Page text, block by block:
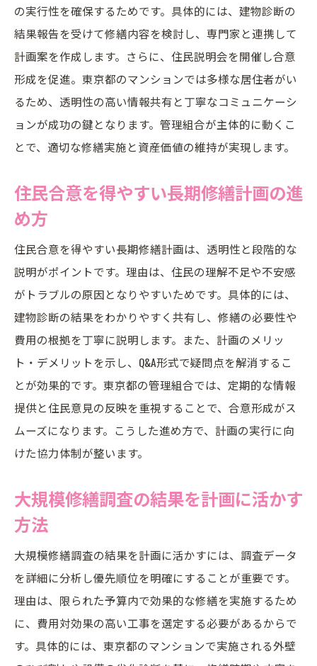
の実行性を確保するためです。具体的には、建物診断の
結果報告を受けて修繕内容を検討し、専門家と連携して
計画案を作成します。さらに、住民説明会を開催し合意
形成を促進。東京都のマンションでは多様な居住者がい
るため、透明性の高い情報共有と丁寧なコミュニケーシ
ョンが成功の鍵となります。管理組合が主体的に動くこ
とで、適切な修繕実施と資産価値の維持が実現します。
住民合意を得やすい長期修繕計画の進
め方
住民合意を得やすい長期修繕計画は、透明性と段階的な
説明がポイントです。理由は、住民の理解不足や不安感
がトラブルの原因となりやすいためです。具体的には、
建物診断の結果をわかりやすく共有し、修繕の必要性や
費用の根拠を丁寧に説明します。また、計画のメリッ
ト・デメリットを示し、Q&A形式で疑問点を解消するこ
とが効果的です。東京都の管理組合では、定期的な情報
提供と住民意見の反映を重視することで、合意形成がス
ムーズになります。こうした進め方で、計画の実行に向
けた協力体制が整います。
大規模修繕調査の結果を計画に活かす
方法
大規模修繕調査の結果を計画に活かすには、調査データ
を詳細に分析し優先順位を明確にすることが重要です。
理由は、限られた予算内で効果的な修繕を実施するため
に、費用対効果の高い工事を選定する必要があるからで
す。具体的には、東京都のマンションで実施される外壁